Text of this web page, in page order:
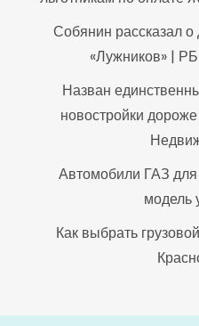
Собянин рассказал
«Лужников» |
Назван
новостройки
Автомобили ГАЗ для
модель
Как выбрать